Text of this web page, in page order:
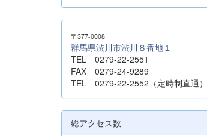
〒377-0008
群馬県渋川市渋川８番地１
TEL 0279-22-2551
FAX 0279-24-9289
TEL 0279-22-2552（定時制直通）
総アクセス数